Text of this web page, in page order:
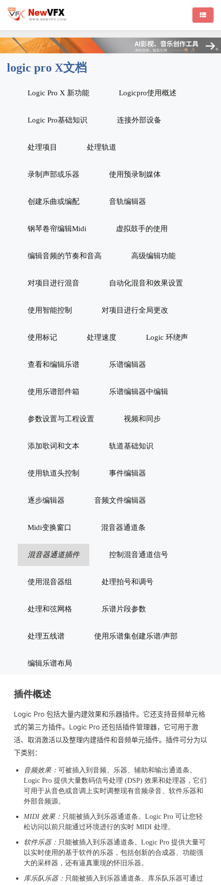
logic pro X文档
Logic Pro X 新功能 Logicpro使用概述
Logic Pro基础知识 连接外部设备
处理项目 处理轨道
录制声部或乐器 使用预录制媒体
创建乐曲或编配 音轨编辑器
钢琴卷帘编辑Midi 虚拟鼓手的使用
编辑音频的节奏和音高 高级编辑功能
对项目进行混音 自动化混音和效果设置
使用智能控制 对项目进行全局更改
使用标记 处理速度 Logic 环绕声
查看和编辑乐谱 乐谱编辑器
使用乐谱部件箱 乐谱编辑器中编辑
参数设置与工程设置 视频和同步
添加歌词和文本 轨道基础知识
使用轨道头控制 事件编辑器
逐步编辑器 音频文件编辑器
Midi变换窗口 混音器通道条
混音器通道插件 控制混音通道信号
使用混音器组 处理拍号和调号
处理和弦网格 乐谱片段参数
处理五线谱 使用乐谱集创建乐谱/声部
编辑乐谱布局
插件概述
Logic Pro 包括大量内建效果和乐器插件。它还支持音频单元格
式的第三方插件。Logic Pro 还包括插件管理器，它可用于激
活、取消激活以及整理内建插件和音频单元插件。插件可分为以
下类别：
音频效果： 可被插入到音频、乐器、辅助和输出通道条。
Logic Pro 提供大量数码信号处理 (DSP) 效果和处理器，它们
可用于从音色或音调上实时调整现有音频录音、软件乐器和
外部音频源。
MIDI 效果： 只能被插入到乐器通道条。Logic Pro 可让您轻
松访问以前只能通过环境进行的实时 MIDI 处理。
软件乐器： 只能被插入到乐器通道条。Logic Pro 提供大量可
以实时使用的基于软件的乐器，包括创新的合成器、功能强
大的采样器，还有逼真重现的怀旧乐器。
库乐队乐器： 只能被插入到乐器通道条。库乐队乐器可通过